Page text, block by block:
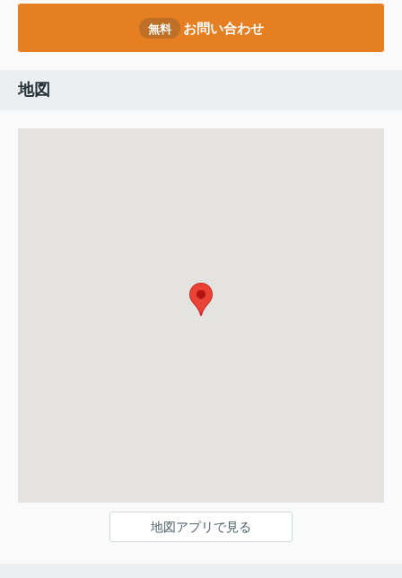
無料 お問い合わせ
地図
地図アプリで見る